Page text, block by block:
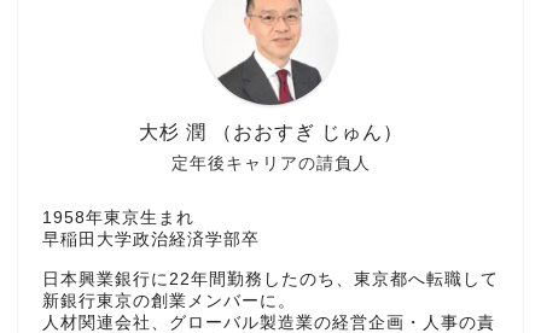
定年後キャリアの請負人
大杉 潤 （おおすぎ じゅん）
1958年東京生まれ
早稲田大学政治経済学部卒
日本興業銀行に22年間勤務したのち、東京都へ転職して
新銀行東京の創業メンバーに。
人材関連会社、グローバル製造業の経営企画・人事の責